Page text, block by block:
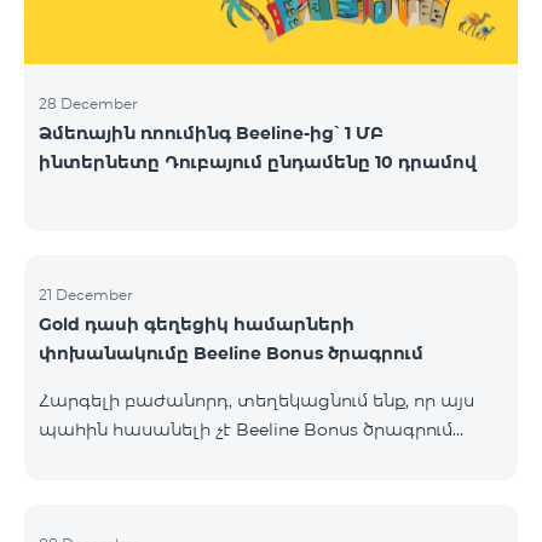
28 December
Ձմեռային ռոումինգ Beeline-ից՝ 1 ՄԲ
ինտերնետը Դուբայում ընդամենը 10 դրամով
21 December
Gold դասի գեղեցիկ համարների
փոխանակումը Beeline Bonus ծրագրում
Հարգելի բաժանորդ, տեղեկացնում ենք, որ այս
պահին հասանելի չէ Beeline Bonus ծրագրում